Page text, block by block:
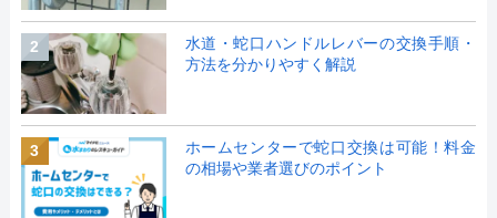
2
水道・蛇口ハンドルレバーの交換手順・
方法を分かりやすく解説
3
ホームセンターで蛇口交換は可能！料金
の相場や業者選びのポイント